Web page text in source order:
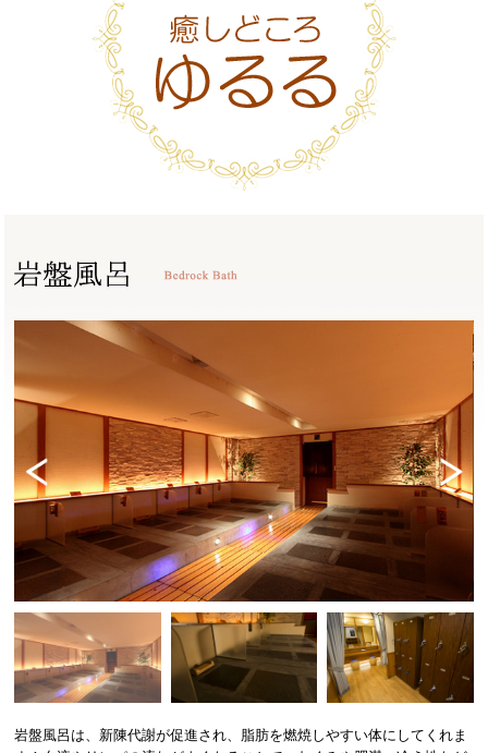
Previ
Next
岩盤風呂は、新陳代謝が促進され、脂肪を燃焼しやすい体にしてくれま